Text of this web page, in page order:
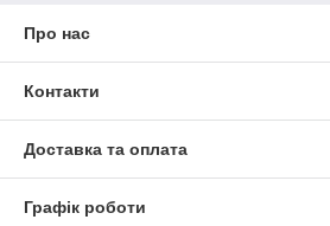
Про нас
Контакти
Доставка та оплата
Графік роботи